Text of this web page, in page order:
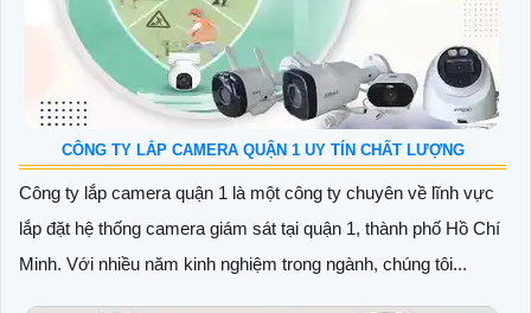
CÔNG TY LẮP CAMERA QUẬN 1 UY TÍN CHẤT LƯỢNG
Công ty lắp camera quận 1 là một công ty chuyên về lĩnh vực
lắp đặt hệ thống camera giám sát tại quận 1, thành phố Hồ Chí
Minh. Với nhiều năm kinh nghiệm trong ngành, chúng tôi...